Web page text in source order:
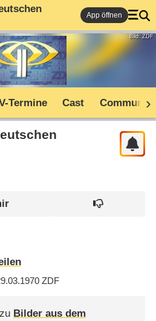
App öffnen
Bild: ZDF
Termine Cast Community
ZDF
Bilder aus dem